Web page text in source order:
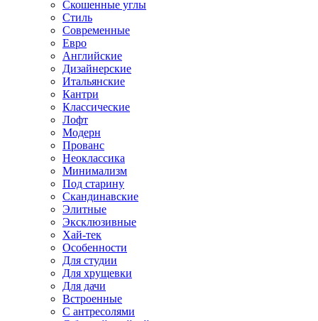
Скошенные углы
Стиль
Современные
Евро
Английские
Дизайнерские
Итальянские
Кантри
Классические
Лофт
Модерн
Прованс
Неоклассика
Минимализм
Под старину
Скандинавские
Элитные
Эксклюзивные
Хай-тек
Особенности
Для студии
Для хрущевки
Для дачи
Встроенные
С антресолями